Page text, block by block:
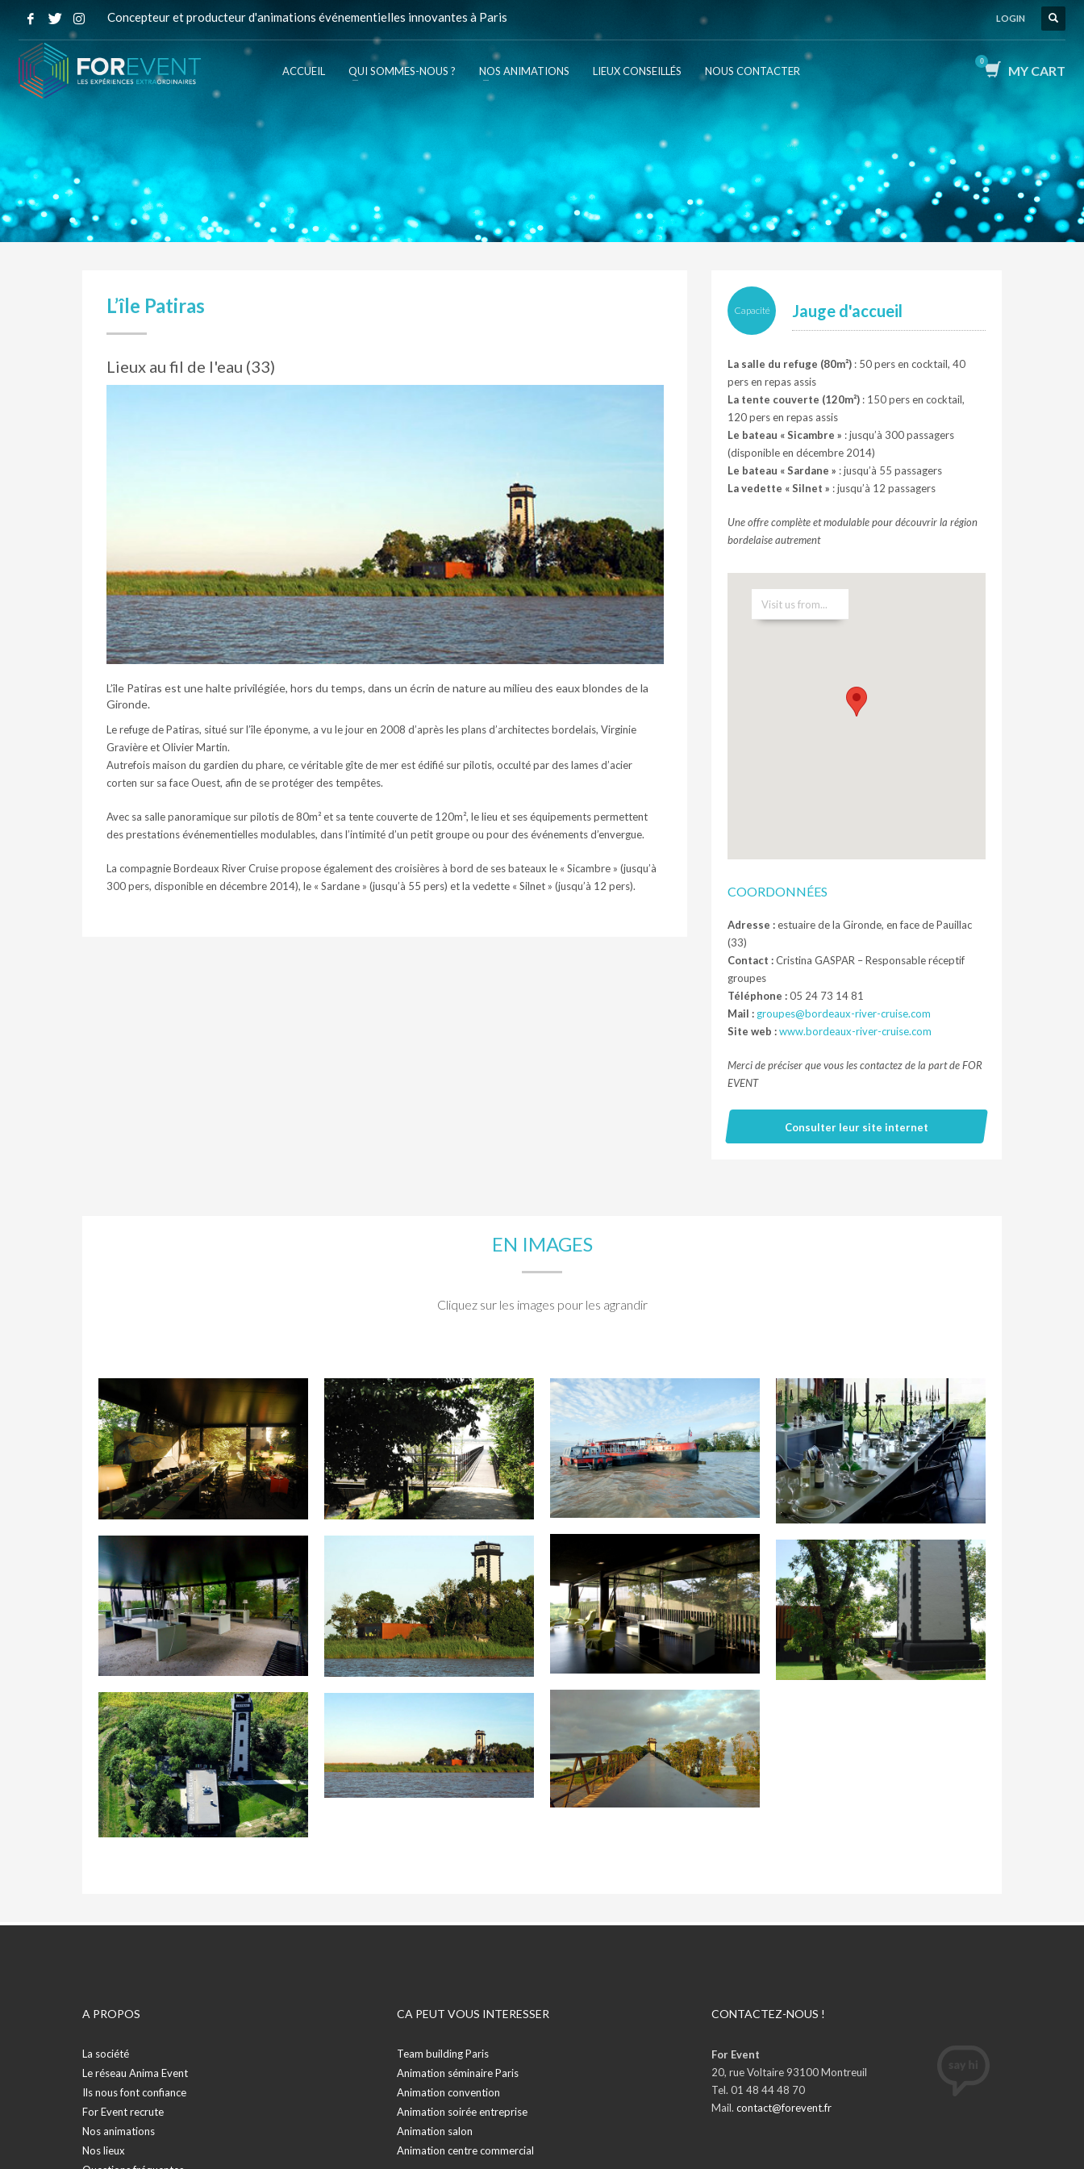
Concepteur et producteur d'animations événementielles innovantes à Paris LOGIN
ACCUEIL QUI SOMMES-NOUS ? NOS ANIMATIONS LIEUX CONSEILLÉS NOUS CONTACTER MY CART
L’île Patiras
Lieux au fil de l'eau (33)
L’île Patiras est une halte privilégiée, hors du temps, dans un écrin de nature au milieu des eaux blondes de la
Gironde.
Le refuge de Patiras, situé sur l’île éponyme, a vu le jour en 2008 d’après les plans d’architectes bordelais, Virginie
Gravière et Olivier Martin.
Autrefois maison du gardien du phare, ce véritable gîte de mer est édifié sur pilotis, occulté par des lames d’acier
corten sur sa face Ouest, afin de se protéger des tempêtes.
Avec sa salle panoramique sur pilotis de 80m² et sa tente couverte de 120m², le lieu et ses équipements permettent
des prestations événementielles modulables, dans l’intimité d’un petit groupe ou pour des événements d’envergue.
La compagnie Bordeaux River Cruise propose également des croisières à bord de ses bateaux le « Sicambre » (jusqu’à
300 pers, disponible en décembre 2014), le « Sardane » (jusqu’à 55 pers) et la vedette « Silnet » (jusqu’à 12 pers).
Capacité Jauge d'accueil
La salle du refuge (80m²) : 50 pers en cocktail, 40
pers en repas assis
La tente couverte (120m²) : 150 pers en cocktail,
120 pers en repas assis
Le bateau « Sicambre » : jusqu’à 300 passagers
(disponible en décembre 2014)
Le bateau « Sardane » : jusqu’à 55 passagers
La vedette « Silnet » : jusqu’à 12 passagers
Une offre complète et modulable pour découvrir la région
bordelaise autrement
COORDONNÉES
Adresse :estuaire de la Gironde, en face de Pauillac
(33)
Contact :Cristina GASPAR – Responsable réceptif
groupes
Téléphone :05 24 73 14 81
Mail : groupes@bordeaux-river-cruise.com
Site web :www.bordeaux-river-cruise.com
Merci de préciser que vous les contactez de la part de FOR
EVENT
Consulter leur site internet
EN IMAGES
Cliquez sur les images pour les agrandir
A PROPOS
La société
Le réseau Anima Event
Ils nous font confiance
For Event recrute
Nos animations
Nos lieux
CA PEUT VOUS INTERESSER
Team building Paris
Animation séminaire Paris
Animation convention
Animation soirée entreprise
Animation salon
Animation centre commercial
CONTACTEZ-NOUS !
For Event
20, rue Voltaire 93100 Montreuil
Tel. 01 48 44 48 70
Mail. contact@forevent.fr